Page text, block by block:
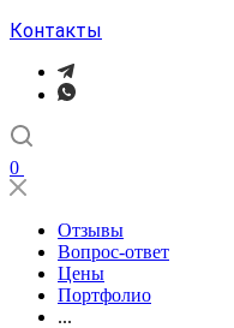
Контакты
0
Отзывы
Вопрос-ответ
Цены
Портфолио
...